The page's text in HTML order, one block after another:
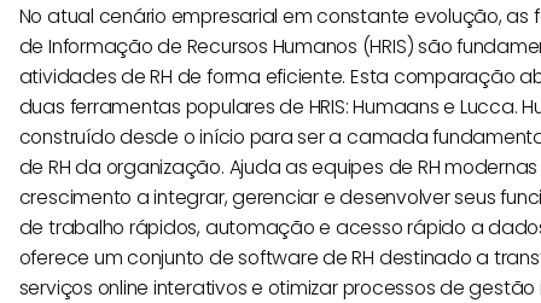
No atual cenário empresarial em constante evolução, as
de Informação de Recursos Humanos (HRIS) são
atividades de RH de forma eficiente. Esta comparação
duas ferramentas populares de HRIS: Humaans e Lucca.
construído desde o início para ser a camada
de RH da organização. Ajuda as equipes de RH
crescimento a integrar, gerenciar e desenvolver seus
de trabalho rápidos, automação e acesso rápido a
oferece um conjunto de software de RH destinado a
serviços online interativos e otimizar processos de gestão